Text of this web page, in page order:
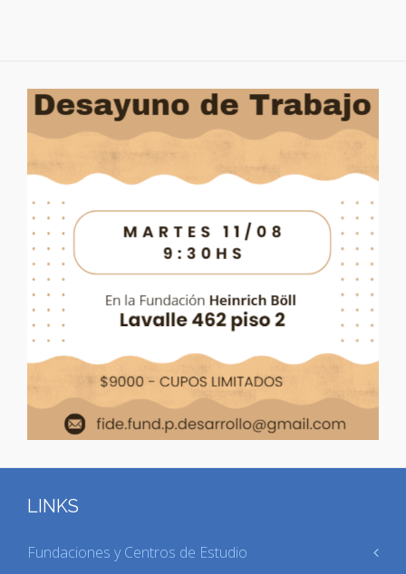
LINKS
Fundaciones y Centros de Estudio